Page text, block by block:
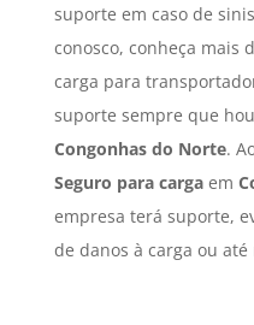
suporte em caso de
conosco, conheça mais
carga para
suporte sempre que
Congonhas do Norte.
Seguro para cargaem
empresa terá suporte,
de danos à carga ou